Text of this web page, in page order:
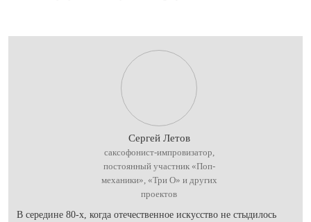
Сергей Летов
саксофонист-импровизатор,
постоянный участник «Поп-
механики», «Три О» и других
проектов
В середине 80-х, когда отечественное искусство не стыдилось